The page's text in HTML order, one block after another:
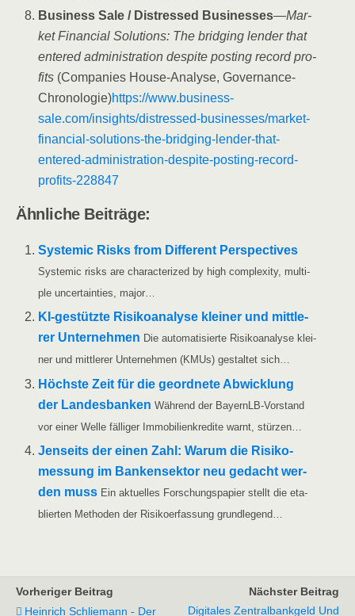
Busi­ness Sale /​ Distres­sed Busi­nesses—Mar­
ket Finan­cial Solu­ti­ons: The bridging len­der that
ente­red admi­nis­tra­ti­on despi­te pos­ting record pro­
fits (Com­pa­nies House-Ana­ly­se, Gover­nan­ce-
Chro­no­lo­gie)https://www.business-
sale.com/insights/distressed-businesses/market-
financial-solutions-the-bridging-lender-that-
entered-administration-despite-posting-record-
profits-228847
Ähn­li­che Beiträge:
Sys­te­mic Risks from Dif­fe­rent Per­spec­ti­ves
Sys­te­mic risks are cha­rac­te­ri­zed by high com­ple­xi­ty, mul­ti­
ple uncer­tain­ties, major…
KI-gestüt­z­­te Risi­ko­ana­ly­se klei­ner und mitt­le­
rer Unter­neh­men Die auto­ma­ti­sier­te Risi­ko­ana­ly­se klei­
ner und mitt­le­rer Unter­neh­men (KMUs) gestal­tet sich…
Höchs­te Zeit für die geord­ne­te Abwick­lung
der Lan­des­ban­ken Wäh­rend der Bay­ern­LB-Vor­­­stand
vor einer Wel­le fäl­li­ger Immo­bi­li­en­kre­di­te warnt, stürzen…
Jen­seits der einen Zahl: War­um die Risi­ko­
mes­sung im Ban­ken­sek­tor neu gedacht wer­
den muss Ein aktu­el­les For­schungs­pa­pier stellt die eta­
blier­ten Metho­den der Risi­koer­fas­sung grundlegend…
Vorheriger Beitrag
Heinrich Schliemann - Der
Nächster Beitrag
Digitales Zentralbankgeld Und